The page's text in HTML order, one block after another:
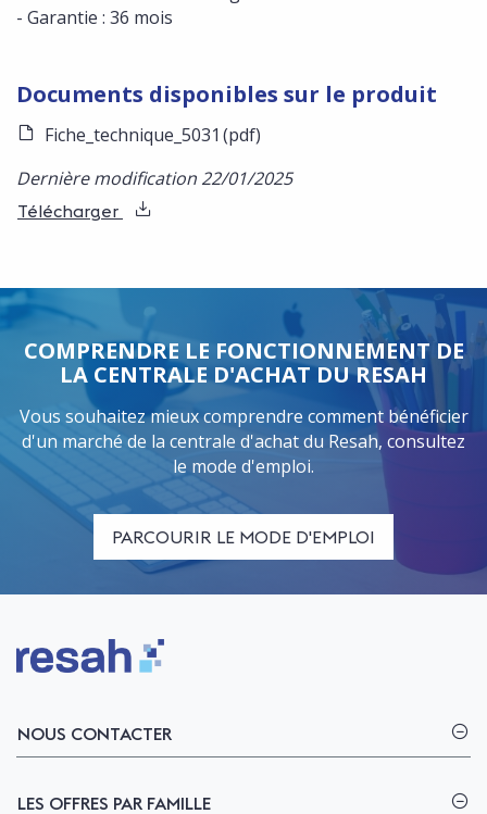
- Garantie : 36 mois
Documents disponibles sur le produit
Fiche_technique_5031 (pdf)
Dernière modification 22/01/2025
Télécharger
COMPRENDRE LE FONCTIONNEMENT DE
LA CENTRALE D'ACHAT DU RESAH
Vous souhaitez mieux comprendre comment bénéficier
d'un marché de la centrale d'achat du Resah, consultez
le mode d'emploi.
PARCOURIR LE MODE D'EMPLOI
Logo Resah
NOUS CONTACTER
LES OFFRES PAR FAMILLE